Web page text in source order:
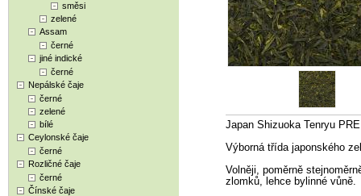
směsi
zelené
Assam
černé
jiné indické
černé
Nepálské čaje
černé
zelené
bílé
Ceylonské čaje
černé
Rozličné čaje
černé
Čínské čaje
Japan Shizuoka Tenryu
Výborná třída japonského
Volněji, poměrně
zlomků, lehce bylinné vůně.